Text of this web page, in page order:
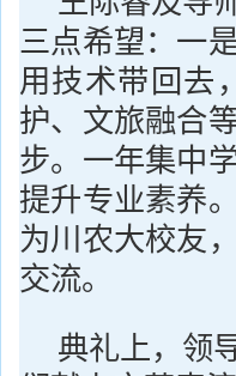
三点希望：一
用技术带回去
护、文旅融合
步。一年集中
提升专业素养
为川农大校友
交流。
典礼上，领